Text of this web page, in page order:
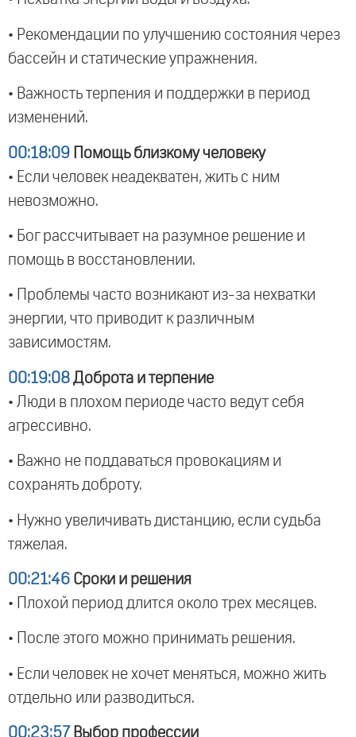
• Рекомендации по улучшению состояния через
бассейн и статические упражнения.
• Важность терпения и поддержки в период
изменений.
00:18:09 Помощь близкому человеку
• Если человек неадекватен, жить с ним
невозможно.
• Бог рассчитывает на разумное решение и
помощь в восстановлении.
• Проблемы часто возникают из-за нехватки
энергии, что приводит к различным
зависимостям.
00:19:08 Доброта и терпение
• Люди в плохом периоде часто ведут себя
агрессивно.
• Важно не поддаваться провокациям и
сохранять доброту.
• Нужно увеличивать дистанцию, если судьба
тяжелая.
00:21:46 Сроки и решения
• Плохой период длится около трех месяцев.
• После этого можно принимать решения.
• Если человек не хочет меняться, можно жить
отдельно или разводиться.
00:23:57 Выбор профессии